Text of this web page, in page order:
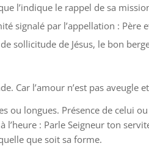
l’indique le rappel de sa
signalé par l’appellation :
sollicitude de Jésus, le bon
Car l’amour n’est pas aveugle
longues. Présence de celui
: Parle Seigneur ton
que soit sa forme.